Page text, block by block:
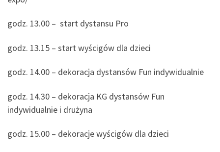
godz. 13.00 – start dystansu Pro
godz. 13.15 – start wyścigów dla dzieci
godz. 14.00 – dekoracja dystansów Fun indywidualnie
godz. 14.30 – dekoracja KG dystansów Fun
indywidualnie i drużyna
godz. 15.00 – dekoracje wyścigów dla dzieci